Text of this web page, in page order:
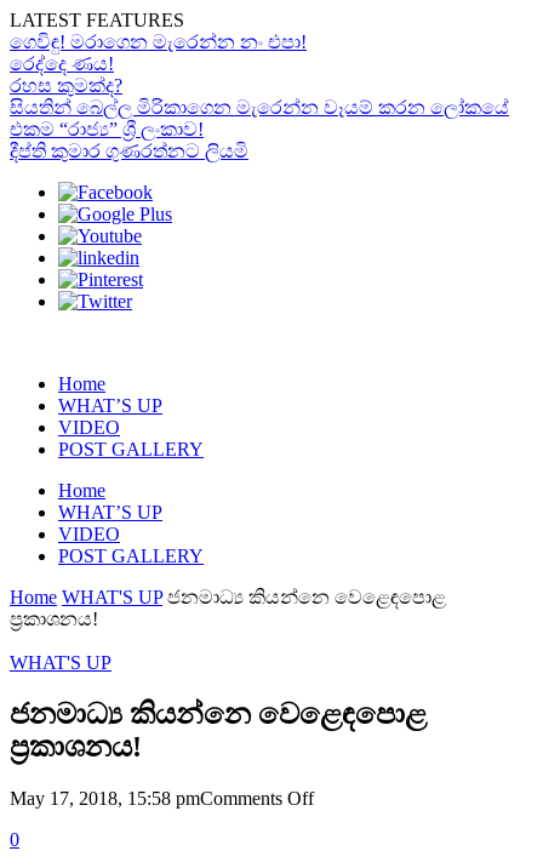
LATEST FEATURES
ගෙවිඳු! මරාගෙන මැරෙන්න නං එපා!
රෙද්දෙ ණය!
රහස කුමක්ද?
සියතින් බෙල්ල මිරිකාගෙන මැරෙන්න වෑයම් කරන ලෝකයේ
එකම “රාජ්‍ය” ශ්‍රී ලංකාව!
දීප්ති කුමාර ගුණරත්නට ලියමි
Home
WHAT’S UP
VIDEO
POST GALLERY
Home
WHAT’S UP
VIDEO
POST GALLERY
Home WHAT'S UP ජනමාධ්‍ය කියන්නෙ වෙළෙඳපොළ
ප්‍රකාශනය!
WHAT'S UP
ජනමාධ්‍ය කියන්නෙ වෙළෙඳපොළ
ප්‍රකාශනය!
May 17, 2018, 15:58 pmComments Offon
0